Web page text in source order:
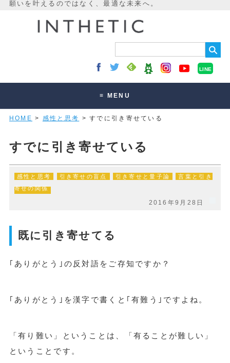
LINE
≡ MENU
未来最適化とは
読みもの
オンラインサロン
HOME > 感性と思考 > すでに引き寄せている
すでに引き寄せている
感性と思考 引き寄せの盲点 引き寄せと量子論 言葉と引き
寄せの関係
2016年9月28日
既に引き寄せてる
｢ありがとう｣の反対語をご存知ですか？
｢ありがとう｣を漢字で書くと｢有難う｣ですよね。
「有り難い」ということは、「有ることが難しい」
ということです。